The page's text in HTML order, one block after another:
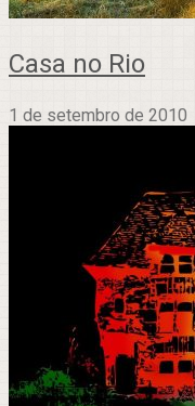
Casa no Rio
1 de setembro de 2010